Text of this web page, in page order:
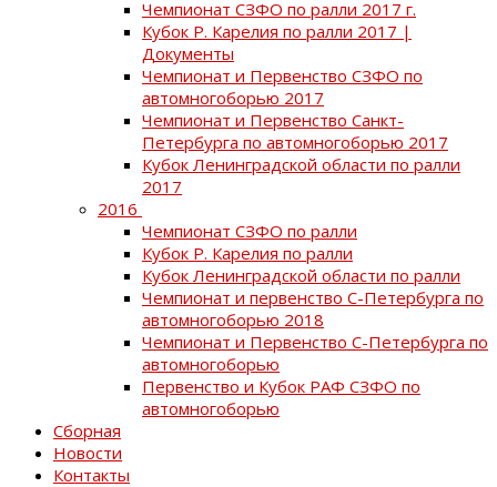
Чемпионат СЗФО по ралли 2017 г.
Кубок Р. Карелия по ралли 2017 |
Документы
Чемпионат и Первенство СЗФО по
автомногоборью 2017
Чемпионат и Первенство Санкт-
Петербурга по автомногоборью 2017
Кубок Ленинградской области по ралли
2017
2016
Чемпионат СЗФО по ралли
Кубок Р. Карелия по ралли
Кубок Ленинградской области по ралли
Чемпионат и первенство С-Петербурга по
автомногоборью 2018
Чемпионат и Первенство С-Петербурга по
автомногоборью
Первенство и Кубок РАФ СЗФО по
автомногоборью
Сборная
Новости
Контакты